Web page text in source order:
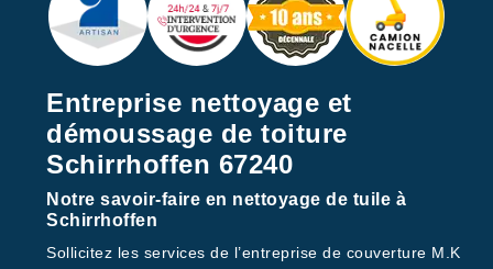
Entreprise nettoyage et
démoussage de toiture
Schirrhoffen 67240
Notre savoir-faire en nettoyage de tuile à
Schirrhoffen
Sollicitez les services de l’entreprise de couverture M.K